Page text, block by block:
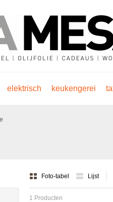
elektrisch keukengerei
Foto-tabel Lijst
1 Producten